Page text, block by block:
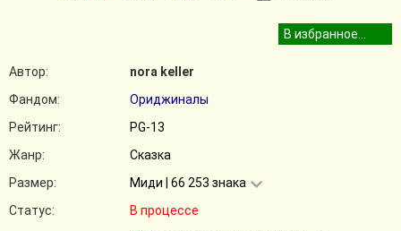
Автор:
nora keller
Фандом:
Ориджиналы
Рейтинг:
PG-13
Жанр:
Сказка
Размер:
Миди | 66 253 знака
Статус:
В процессе